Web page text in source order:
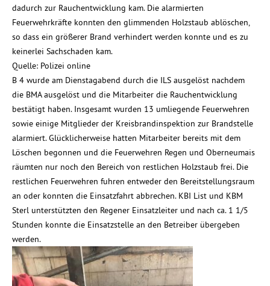
dadurch zur Rauchentwicklung kam. Die alarmierten
Feuerwehrkräfte konnten den glimmenden Holzstaub ablöschen,
so dass ein größerer Brand verhindert werden konnte und es zu
keinerlei Sachschaden kam.
Quelle: Polizei online
B 4 wurde am Dienstagabend durch die ILS ausgelöst nachdem
die BMA ausgelöst und die Mitarbeiter die Rauchentwicklung
bestätigt haben. Insgesamt wurden 13 umliegende Feuerwehren
sowie einige Mitglieder der Kreisbrandinspektion zur Brandstelle
alarmiert. Glücklicherweise hatten Mitarbeiter bereits mit dem
Löschen begonnen und die Feuerwehren Regen und Oberneumais
räumten nur noch den Bereich von restlichen Holzstaub frei. Die
restlichen Feuerwehren fuhren entweder den Bereitstellungsraum
an oder konnten die Einsatzfahrt abbrechen. KBI List und KBM
Sterl unterstützten den Regener Einsatzleiter und nach ca. 1 1/5
Stunden konnte die Einsatzstelle an den Betreiber übergeben
werden.